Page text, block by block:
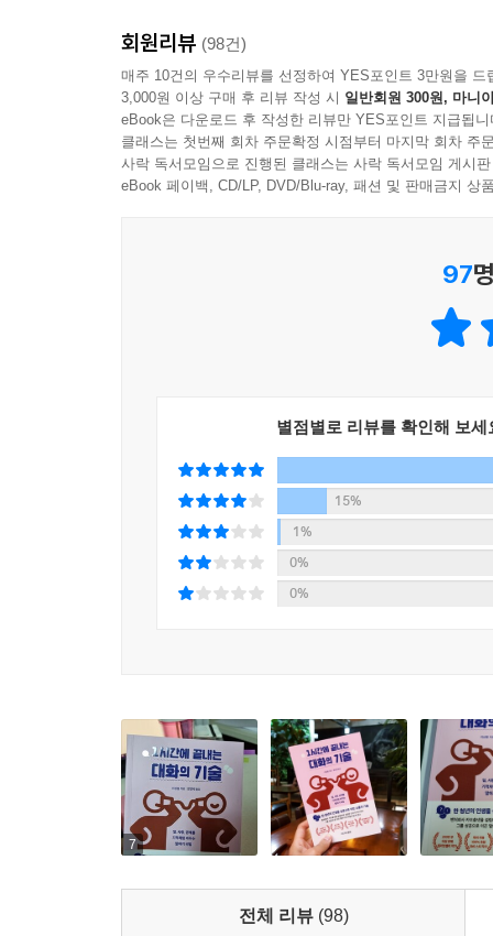
* 직장 내 비판이 없을 수는 없다. 그러나 공개적
자리에서는 최대한 지지해주고 문제가 있다면 비
* 얼굴을 보고 이야기하는 것은 굉장히 중요하다.
자보다 더 깊게 스며든다. 인터넷이 아무리 발전
터가 있다. 깔끔하고 단정한 이미지는 언제 어디서
* 협상에서는 자기 생각을 적게 드러낼수록 좋다.
* 답을 선택하는 질문으로 천천히 상대를 편하게
모두가 알만한 기본적인 질문을 하는 것도 좋다.
* 유머는 사상과 가치관을 표현하는 하나의 수단
통찰로 얻은 자신만의 독특한 생각을 표현하는
실없는 유머는 시간 낭비일 뿐이다.
---본문 중에서
- 이성 간 소통 방법
- 친구 사이의 소통 방법
- 자녀와의 소통 방법
- 직장 내 소통능력 높이기
- 상사와의 소통 방법
- 부하직원과의 소통 방법
내성적인 성향을 강점으로 만드는 4P 법칙 대공개
누군가와 소통하는 일은 긴장되고 피곤한 일이
의사소통을 어려워하면서 스트레스를 받았고,
만약 누군가가 자신도 같은 처지라고 느낀다
치명적이기 때문이다. 저자는 자신이 이를 어떻
회원리뷰 (98건)
매주 10건의 우수리뷰를 선정하여 YES포인트 3만원을 드
3,000원 이상 구매 후 리뷰 작성 시 일반회원 300원, 마니
eBook은 다운로드 후 작성한 리뷰만 YES포인트 지급됩니
클래스는 첫번째 회차 주문확정 시점부터 마지막 회차 주
사락 독서모임으로 진행된 클래스는 사락 독서모임 게시
eBook 페이백, CD/LP, DVD/Blu-ray, 패션 및 판매금지 상
97
별점별로 리뷰를 확인해 보세
15%
1%
0%
0%
7
전체 리뷰 (98)